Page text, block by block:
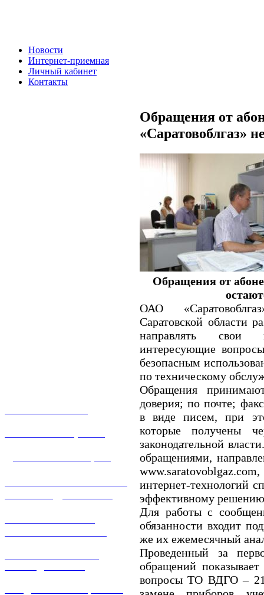
Новости
Интернет-приемная
Личный кабинет
Контакты
Обращения от
«Саратовоблгаз»
Обращения от
ОАО
Саратовской области
направлять свои
интересующие
безопасным
по техническому
Обращения
доверия; по почте;
в виде писем, при
которые получены
законодательной
обращениями,
интернет-технологий
эффективному
Для работы с
обязанности входит
же их ежемесячный
Проведенный за
обращений
вопросы ТО ВДГО –